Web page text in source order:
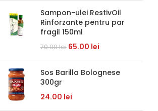
Sampon-ulei RestivOil
Rinforzante pentru par
fragil 150ml
70.00lei 65.00 lei
Sos Barilla Bolognese
300gr
24.00 lei